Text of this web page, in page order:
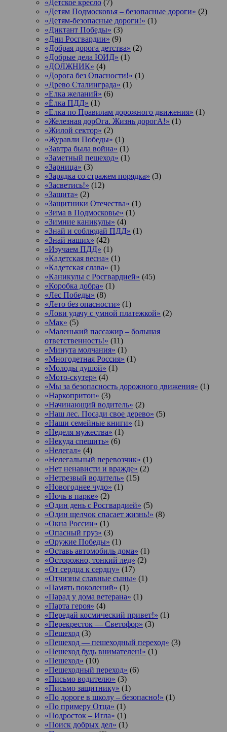
«Детское кресло (7)
«Детям Подмосковья – безопасные дороги» (2)
«Детям-безопасные дороги!» (1)
«Диктант Победы» (3)
«Дни Росгвардии» (9)
«Добрая дорога детства» (2)
«Добрые дела ЮИД» (1)
«ДОЛЖНИК» (4)
«Дорога без Опасности!» (1)
«Древо Сталинграда» (1)
«Елка желаний» (6)
«Ёлка ПДД» (1)
«Елка по Правилам дорожного движения» (1)
«Железная дорОга. Жизнь дорогА!» (1)
«Жилой сектор» (2)
«Журавли Победы» (1)
«Завтра была война» (1)
«Заметный пешеход» (1)
«Зарница» (3)
«Зарядка со стражем порядка» (3)
«Засветись!» (12)
«Защита» (2)
«Защитники Отечества» (1)
«Зима в Подмосковье» (1)
«Зимние каникулы» (4)
«Знай и соблюдай ПДД» (1)
«Знай наших» (42)
«Изучаем ПДД» (1)
«Кадетская весна» (1)
«Кадетская слава» (1)
«Каникулы с Росгвардией» (45)
«Коробка добра» (1)
«Лес Победы» (8)
«Лето без опасности» (1)
«Лови удачу с умной платежкой» (2)
«Мак» (5)
«Маленький пассажир – большая
ответственность!» (11)
«Минута молчания» (1)
«Многодетная Россия» (1)
«Молоды душой» (1)
«Мото-скутер» (4)
«Мы за безопасность дорожного движения» (1)
«Наркопритон» (3)
«Начинающий водитель» (2)
«Наш лес. Посади свое дерево» (5)
«Наши семейные книги» (1)
«Неделя мужества» (1)
«Некуда спешить» (6)
«Нелегал» (4)
«Нелегальный перевозчик» (1)
«Нет ненависти и вражде» (2)
«Нетрезвый водитель» (15)
«Новогоднее чудо» (1)
«Ночь в парке» (2)
«Один день с Росгвардией» (5)
«Один щелчок спасает жизнь!» (8)
«Окна России» (1)
«Опасный груз» (3)
«Оружие Победы» (1)
«Оставь автомобиль дома» (1)
«Осторожно, тонкий лед» (2)
«От сердца к сердцу» (17)
«Отчизны славные сыны» (1)
«Память поколений» (1)
«Парад у дома ветерана» (1)
«Парта героя» (4)
«Передай космический привет!» (1)
«Перекресток — Светофор» (3)
«Пешеход (3)
«Пешеход — пешеходный переход» (3)
«Пешеход будь внимателен!» (1)
«Пешеход» (10)
«Пешеходный переход» (6)
«Письмо водителю» (3)
«Письмо защитнику» (1)
«По дороге в школу – безопасно!» (1)
«По примеру Отца» (1)
«Подросток ‒ Игла» (1)
«Поиск добрых дел» (1)